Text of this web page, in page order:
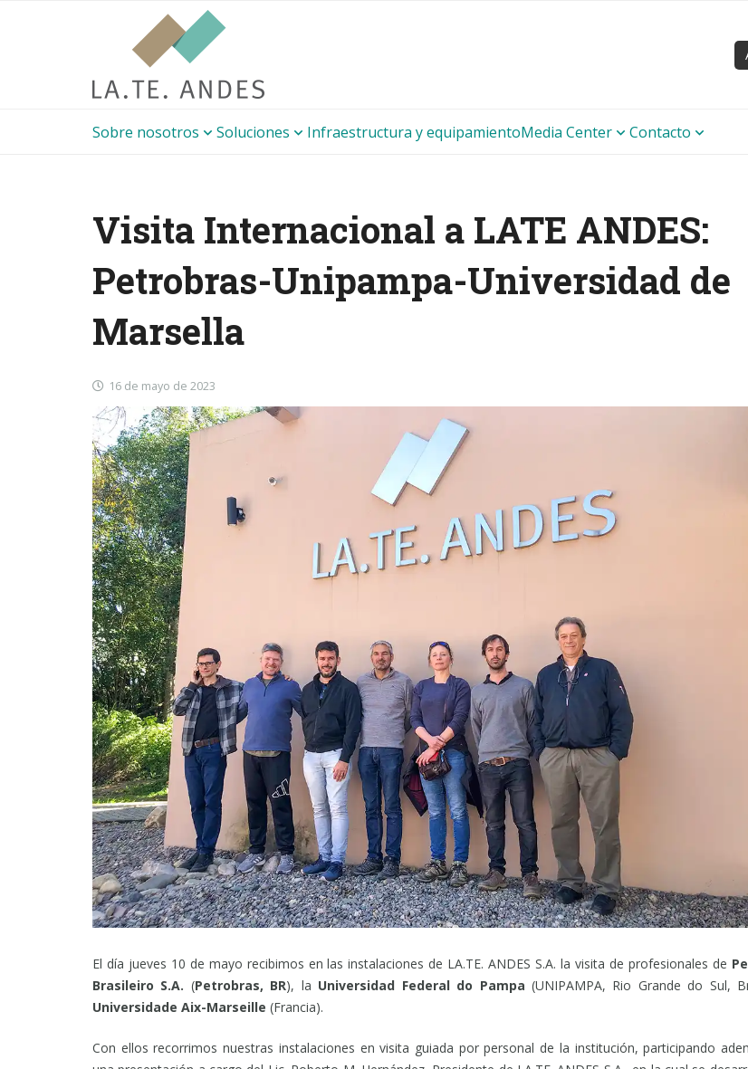
Sobre nosotros Soluciones Infraestructura y equipamientoMedia Center Contacto
Visita Internacional a LATE ANDES:
Petrobras-Unipampa-Universidad de
Marsella
16 de mayo de 2023
El día jueves 10 de mayo recibimos en las instalaciones de LA.TE. ANDES S.A. la visita de profesionales de
Brasileiro S.A. (Petrobras, BR), la Universidad Federal do Pampa (UNIPAMPA, Rio Grande do Sul,
Universidade Aix-Marseille (Francia).
Con ellos recorrimos nuestras instalaciones en visita guiada por personal de la institución, participando